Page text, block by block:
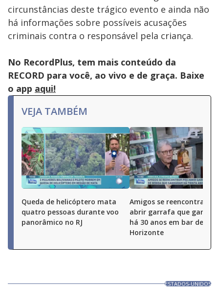
circunstâncias deste trágico evento e ainda não
há informações sobre possíveis acusações
criminais contra o responsável pela criança.
No RecordPlus, tem mais conteúdo da
RECORD para você, ao vivo e de graça. Baixe
o app aqui!
VEJA TAMBÉM
Queda de helicóptero mata
quatro pessoas durante voo
panorâmico no RJ
Amigos se reencontram
abrir garrafa que
há 30 anos em bar de
Horizonte
ESTADOS-UNIDOS